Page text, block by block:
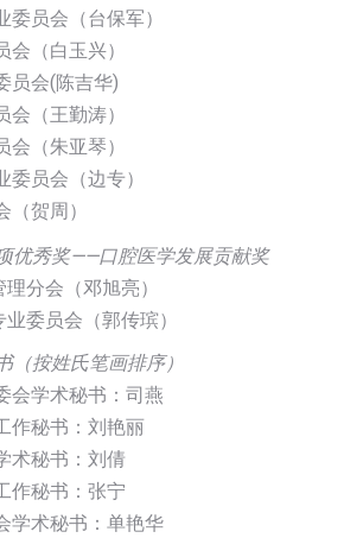
员会（台保军）
（白玉兴）
员会(陈吉华)
（王勤涛）
（朱亚琴）
员会（边专）
（贺周）
优秀奖——口腔医学发展贡献奖
分会（邓旭亮）
委员会（郭传瑸）
（按姓氏笔画排序）
会学术秘书：司燕
作秘书：刘艳丽
术秘书：刘倩
作秘书：张宁
学术秘书：单艳华